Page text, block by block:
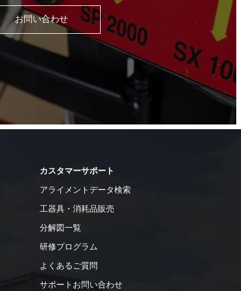
お問い合わせ
カスタマーサポート
アライメントデータ検索
工器具・消耗品販売
分解図一覧
研修プログラム
よくあるご質問
サポートお問い合わせ